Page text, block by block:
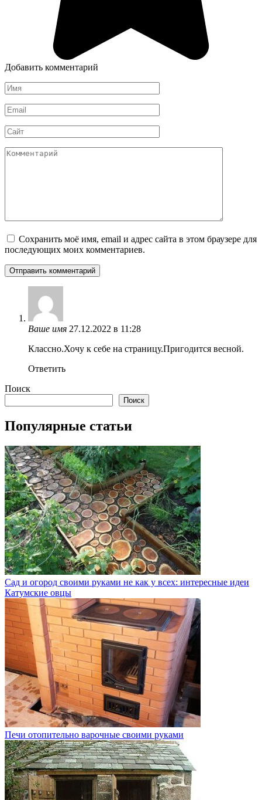
Добавить комментарий
Имя
*
Email
*
Сайт
Комментарий
Сохранить моё имя, email и адрес сайта в этом браузере для
последующих моих комментариев.
Ваше имя 27.12.2022 в 11:28
Классно.Хочу к себе на страницу.Пригодится весной.
Ответить
Поиск
Поиск
Популярные статьи
Сад и огород своими руками не как у всех: интересные идеи
Катумские овцы
Печи отопительно варочные своими руками